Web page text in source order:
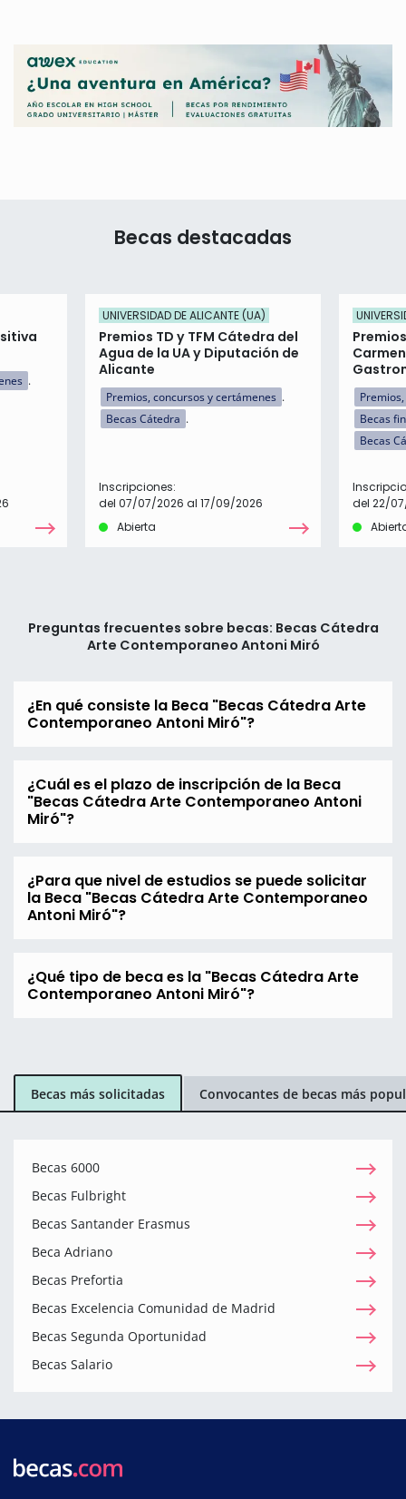
Becas destacadas
UNIVERSIDAD DE ALICANTE (UA)
Premios TD y TFM Cátedra del
Agua de la UA y Diputación de
Alicante
Premios, concursos y certámenes
Becas Cátedra
Inscripciones:
del 07/07/2026 al 17/09/2026
Abierta
Becas
Becas
del 22/
Preguntas frecuentes sobre becas: Becas Cátedra
Arte Contemporaneo Antoni Miró
¿En qué consiste la Beca "Becas Cátedra Arte
Contemporaneo Antoni Miró"?
¿Cuál es el plazo de inscripción de la Beca
"Becas Cátedra Arte Contemporaneo Antoni
Miró"?
¿Para que nivel de estudios se puede solicitar
la Beca "Becas Cátedra Arte Contemporaneo
Antoni Miró"?
¿Qué tipo de beca es la "Becas Cátedra Arte
Contemporaneo Antoni Miró"?
Becas más solicitadas Convocantes de becas más
Becas 6000
Becas Fulbright
Becas Santander Erasmus
Beca Adriano
Becas Prefortia
Becas Excelencia Comunidad de Madrid
Becas Segunda Oportunidad
Becas Salario